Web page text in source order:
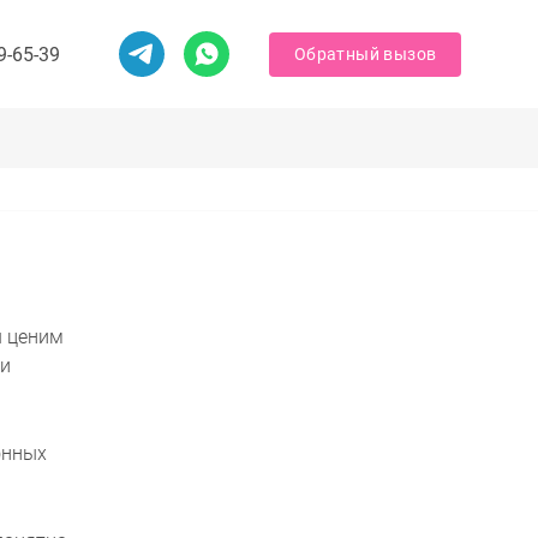
65-39 Обратный вызов
ценим